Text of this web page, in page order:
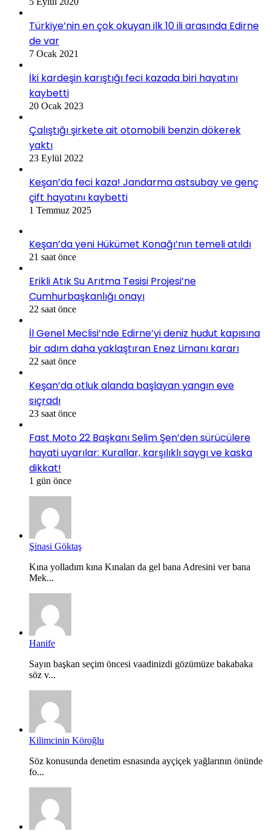
Türkiye’nin en çok okuyan ilk 10 ili arasında Edirne
de var
7 Ocak 2021
İki kardeşin karıştığı feci kazada biri hayatını
kaybetti
20 Ocak 2023
Çalıştığı şirkete ait otomobili benzin dökerek
yaktı
23 Eylül 2022
Keşan’da feci kaza! Jandarma astsubay ve genç
çift hayatını kaybetti
1 Temmuz 2025
Keşan’da yeni Hükümet Konağı’nın temeli atıldı
21 saat önce
Erikli Atık Su Arıtma Tesisi Projesi’ne
Cumhurbaşkanlığı onayı
22 saat önce
İl Genel Meclisi’nde Edirne’yi deniz hudut kapısına
bir adım daha yaklaştıran Enez Limanı kararı
22 saat önce
Keşan’da otluk alanda başlayan yangın eve
sıçradı
23 saat önce
Fast Moto 22 Başkanı Selim Şen’den sürücülere
hayati uyarılar: Kurallar, karşılıklı saygı ve kaska
dikkat!
1 gün önce
Şinasi Göktaş
Kına yolladım kına Kınalan da gel bana Adresini ver bana
Mek...
Hanife
Sayın başkan seçim öncesi vaadinizdi gözümüze bakabaka
söz v...
Kilimcinin Köroğlu
Söz konusunda denetim esnasında ayçiçek yağlarının önünde
fo...